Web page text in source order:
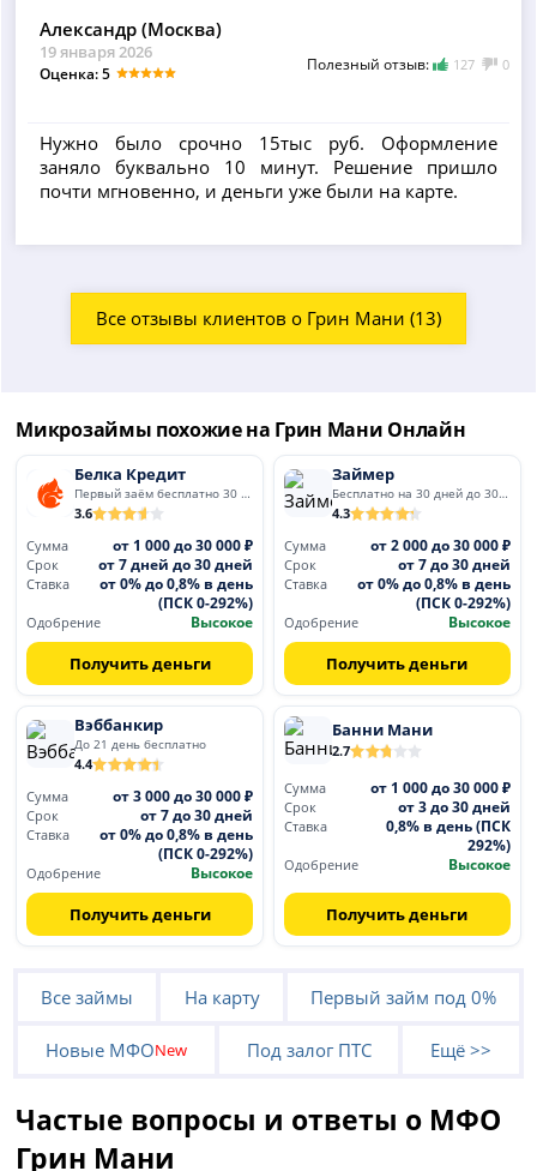
Александр (Москва)
19 января 2026
Оценка: 5 Полезный отзыв: 127 0
Нужно было срочно 15тыс руб. Оформление
заняло буквально 10 минут. Решение пришло
почти мгновенно, и деньги уже были на карте.
Все отзывы клиентов о Грин Мани (13)
Микрозаймы похожие на Грин Мани Онлайн
Белка Кредит
Первый заём бесплатно 30 дней
3.6
Сумма
от 1 000 до 30 000 ₽
Срок от 7 дней до 30 дней
Ставка
от 0% до 0,8% в день
(ПСК 0-292%)
Одобрение Высокое
Получить деньги
Займер
Бесплатно на 30 дней до 30 000
4.3
Сумма
от 2 000 до 30 000 ₽
Срок от 7 до 30 дней
Ставка
от 0% до 0,8% в день
(ПСК 0-292%)
Одобрение Высокое
Получить деньги
Вэббанкир
До 21 день бесплатно
4.4
Сумма
от 3 000 до 30 000 ₽
Срок от 7 до 30 дней
Ставка
от 0% до 0,8% в день
(ПСК 0-292%)
Одобрение Высокое
Получить деньги
Банни Мани
2.7
Сумма от 1 000 до 30 000 ₽
Срок от 3 до 30 дней
Ставка
0,8% в день (ПСК
292%)
Одобрение Высокое
Получить деньги
Все займы На карту Первый займ под 0%
Новые МФОNew Под залог ПТС Ещё >>
Частые вопросы и ответы о МФО
Грин Мани